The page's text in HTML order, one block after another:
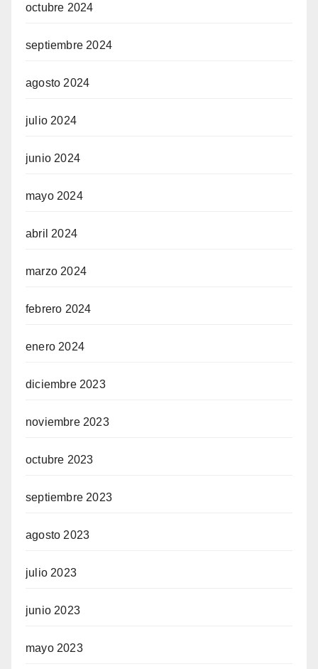
octubre 2024
septiembre 2024
agosto 2024
julio 2024
junio 2024
mayo 2024
abril 2024
marzo 2024
febrero 2024
enero 2024
diciembre 2023
noviembre 2023
octubre 2023
septiembre 2023
agosto 2023
julio 2023
junio 2023
mayo 2023